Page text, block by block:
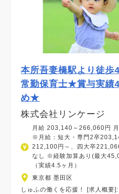
本所吾妻橋駅より徒
常勤保育士★賞与実績
め★
株式会社リンケージ
月給 203,140～266,060円
※月給：短大・専門2卒
212,100円～、四大卒
なし ※経験加算あり(最大
（実績4.5ヶ月）
東京都 墨田区
しゅふの働くを応援！ [求人概要